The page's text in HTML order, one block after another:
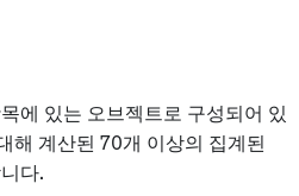
에 있는 오브젝트로 구성되어 있
해 계산된 70개 이상의 집계된
다.